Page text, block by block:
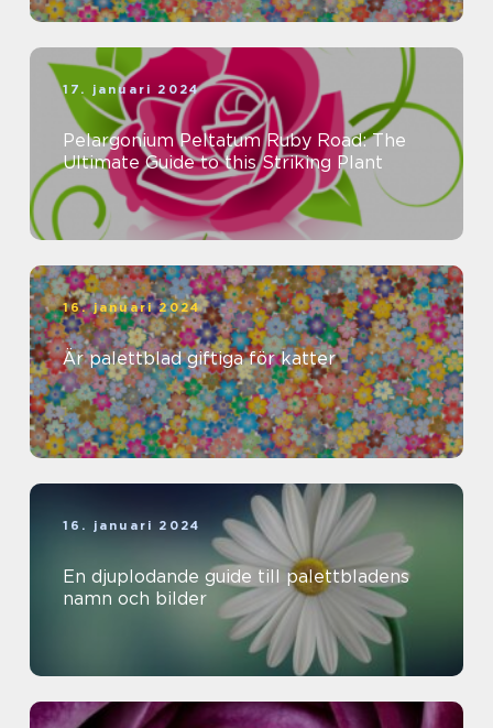
17. januari 2024
Pelargonium Peltatum Ruby Road: The
Ultimate Guide to this Striking Plant
16. januari 2024
Är palettblad giftiga för katter
16. januari 2024
En djuplodande guide till palettbladens
namn och bilder